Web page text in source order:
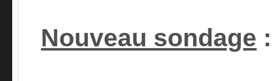
Nouveau sondage